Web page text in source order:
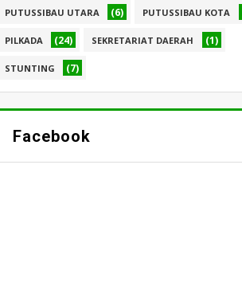
PUTUSSIBAU UTARA (6) PUTUSSIBAU KOTA
PILKADA (24) SEKRETARIAT DAERAH (1)
STUNTING (7)
Facebook